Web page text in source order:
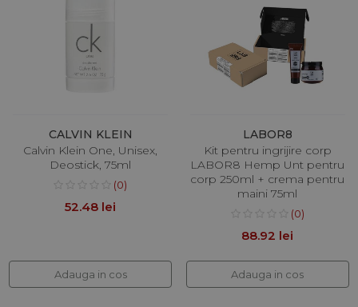
CALVIN KLEIN
Calvin Klein One, Unisex,
Deostick, 75ml
(0)
52.48 lei
Adauga in cos
LABOR8
Kit pentru ingrijire corp
LABOR8 Hemp Unt pentru
corp 250ml + crema pentru
maini 75ml
(0)
88.92 lei
Adauga in cos